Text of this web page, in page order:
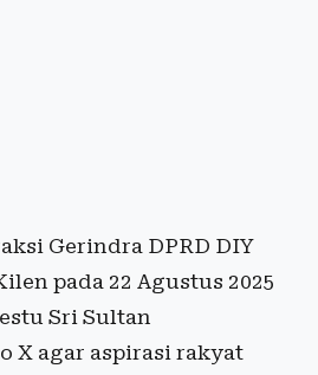
Gerindra DPRD DIY
pada 22 Agustus 2025
Sri Sultan
X agar aspirasi rakyat